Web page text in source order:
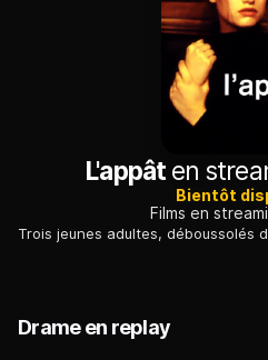
L'appâten
Bientôt
Films en
Drame en replay